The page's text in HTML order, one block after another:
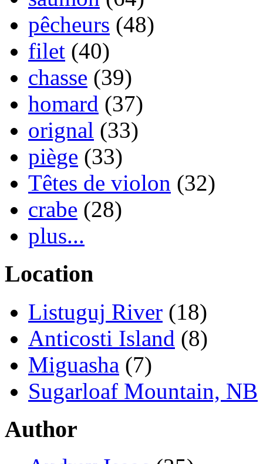
pêcheurs (48)
filet (40)
chasse (39)
homard (37)
orignal (33)
piège (33)
Têtes de violon (32)
crabe (28)
plus...
Location
Listuguj River (18)
Anticosti Island (8)
Miguasha (7)
Sugarloaf Mountain, NB
Author